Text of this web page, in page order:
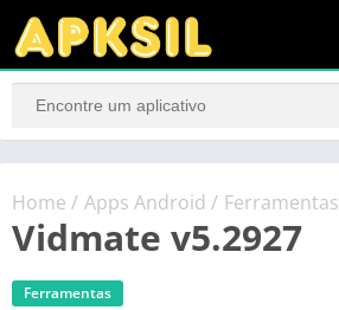
Home / Apps Android / Ferramentas
Vidmate v5.2927
Ferramentas